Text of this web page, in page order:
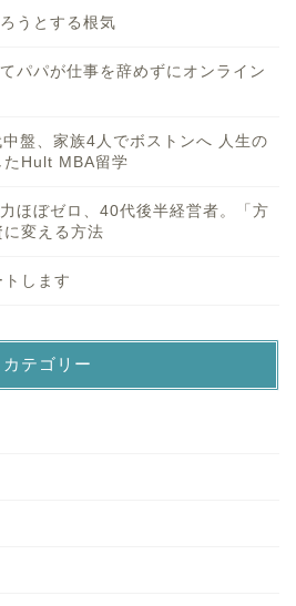
うとする根気
パパが仕事を辞めずにオンライン
盤、家族4人でボストンへ 人生の
たHult MBA留学
ほぼゼロ、40代後半経営者。「方
変える方法
します
カテゴリー